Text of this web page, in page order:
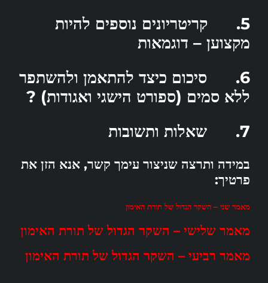
5. קריטריונים נוספים להיות
מקצוען – דוגמאות
6. סיכום כיצד להתאמן ולהשתפר
ללא סמים (ספורט הישגי ואגודות) ?
7. שאלות ותשובות
במידה ותרצה שניצור עימך קשר, אנא הזן את
פרטיך:
מאמר שני – השקר הגדול של תורת האימון
מאמר שלישי – השקר הגדול של תורת האימון
מאמר רביעי – השקר הגדול של תורת האימון